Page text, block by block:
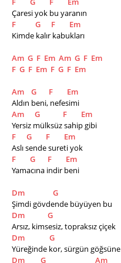
Çaresi yok bu yaranın
F
G F
Em
Kimde kalır kabukları
Am G F Em Am G F Em
F G F Em F G F Em
Am G F
Em
Aldın beni, nefesimi
Am
G F
Em
Yersiz mülksüz sahip gibi
F
G F
Em
Aslı sende sureti yok
F
G F
Em
Yamacına indir beni
Dm
G
Şimdi gövdende büyüyen bu
Dm
G
Arsız, kimsesiz, topraksız çiçek
Dm
G
Yüreğinde kor, sürgün göğsüne
Dm
G
Am